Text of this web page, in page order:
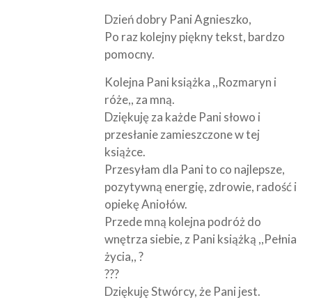
Dzień dobry Pani Agnieszko,
Po raz kolejny piękny tekst, bardzo
pomocny.
Kolejna Pani książka ,,Rozmaryn i
róże,, za mną.
Dziękuję za każde Pani słowo i
przesłanie zamieszczone w tej
książce.
Przesyłam dla Pani to co najlepsze,
pozytywną energię, zdrowie, radość i
opiekę Aniołów.
Przede mną kolejna podróż do
wnętrza siebie, z Pani książką ,,Pełnia
życia,, ?
???
Dziękuję Stwórcy, że Pani jest.